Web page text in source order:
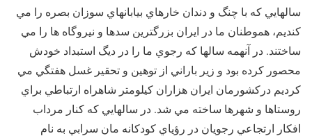
سالهايي كه با چنگ و دندان خارهاي بيابانهاي سوزان بصره را مي
كنديم، هموطنان ما در ايران بزرگترين سدها و نيروگاه ها را مي
ساختند. در آنهمه سالها كه رجوي ما را در ‌ديگ استبداد خودش
محصور كرده بود و زير باراني از توهين و تحقير ‌غسل هفتگي مي
كرديم دركشورمان ايران هزاران كيلومتر شاهراه ارتباطي براي
روستاها و شهرها ساخته مي شد. در سالهايي كه كنار مرداب
افكار ارتجاعي رجويان در رؤياي كودكانه مان سرابي به نام